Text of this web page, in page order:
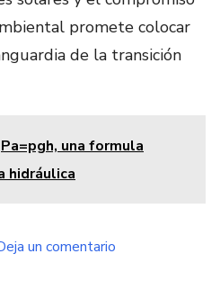
promete colocar
de la transición
Pa=pgh, una formula
hidráulica
un comentario